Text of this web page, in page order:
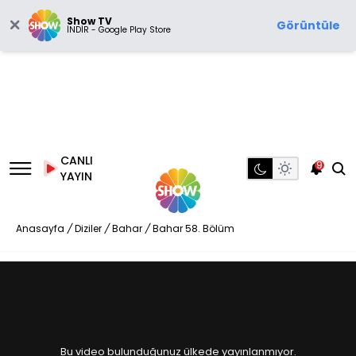
Show TV
İNDİR - Google Play Store Görüntüle
CANLI
YAYIN
9
Anasayfa / Diziler / Bahar / Bahar 58. Bölüm
Bu video bulunduğunuz ülkede yayınlanmıyor.